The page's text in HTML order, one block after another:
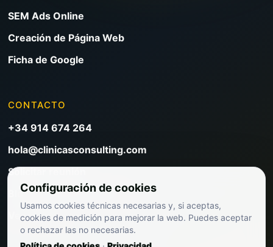
SEM Ads Online
Creación de Página Web
Ficha de Google
CONTACTO
+34 914 674 264
hola@clinicasconsulting.com
Solicitar reunión
Blog de marketing clínico
Ver precios
Configuración de cookies
Usamos cookies técnicas necesarias y, si aceptas,
cookies de medición para mejorar la web. Puedes aceptar
o rechazar las no necesarias.